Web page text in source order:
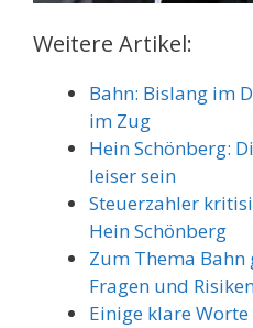
Weitere Artikel:
Bahn: Bislang im
im Zug
Hein Schönberg:
leiser sein
Steuerzahler
Hein Schönberg
Zum Thema Bahn
Fragen und
Einige klare